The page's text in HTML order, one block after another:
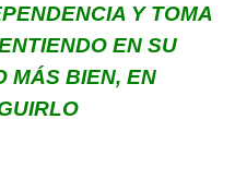
Y TOMA
EN SU
MÁS BIEN, EN